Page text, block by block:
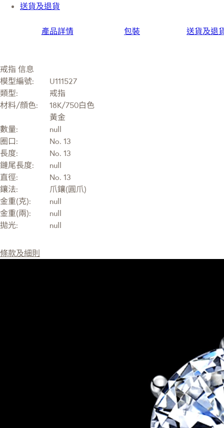
送貨及退貨
產品詳情 包裝 送貨及退
戒指 信息
模型編號:
U111527
類型:
戒指
材料/顔色:
18K/750白色
黃金
數量:
null
圈口:
No. 13
長度:
No. 13
鏈尾長度:
null
直徑:
No. 13
鑲法:
爪鑲(圓爪)
金重(克):
null
金重(兩):
null
拋光:
null
條款及細則